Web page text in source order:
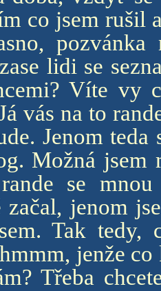
co jsem rušil
lidi se
Víte vy
vás na to
Jenom
Možná jsem
se
začal, jenom
Tak tedy,
jenže co
Třeba